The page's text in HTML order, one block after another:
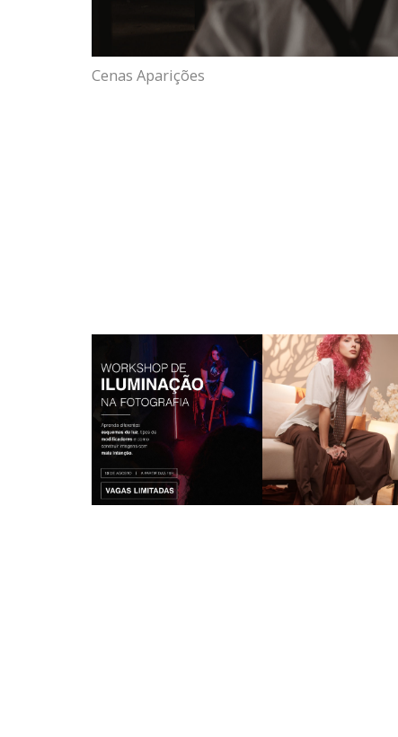
Cenas Aparições